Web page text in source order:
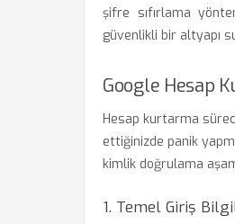
şifre sıfırlama
güvenlikli bir altyapı
Google Hesap
Hesap kurtarma
ettiğinizde panik
kimlik doğrulama
1. Temel Giriş